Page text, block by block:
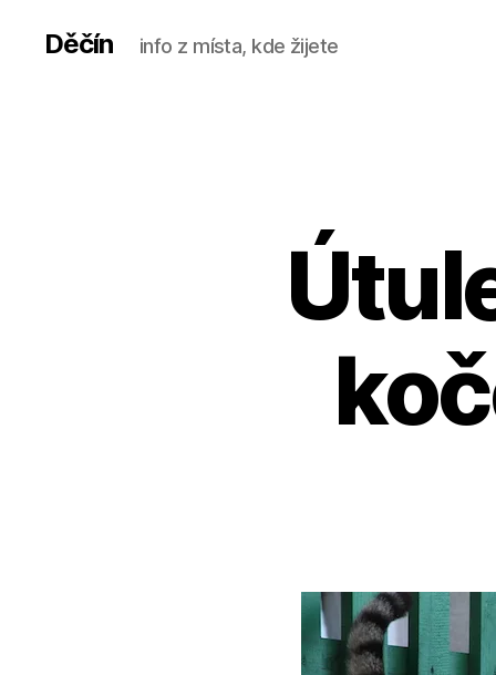
Děčín info z místa, kde žijete